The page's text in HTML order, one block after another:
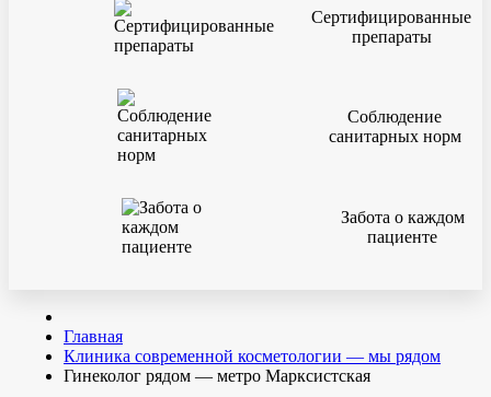
Сертифицированные
препараты
Соблюдение
санитарных норм
Забота о каждом
пациенте
Главная
Клиника современной косметологии — мы рядом
Гинеколог рядом — метро Марксистская